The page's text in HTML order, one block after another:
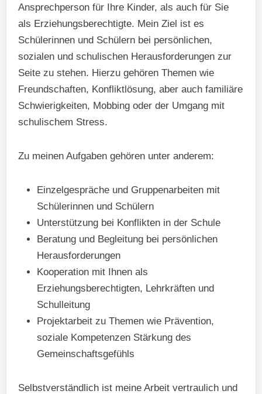
Ansprechperson für Ihre Kinder, als auch für Sie
als Erziehungsberechtigte. Mein Ziel ist es
Schülerinnen und Schülern bei persönlichen,
sozialen und schulischen Herausforderungen zur
Seite zu stehen. Hierzu gehören Themen wie
Freundschaften, Konfliktlösung, aber auch familiäre
Schwierigkeiten, Mobbing oder der Umgang mit
schulischem Stress.
Zu meinen Aufgaben gehören unter anderem:
Einzelgespräche und Gruppenarbeiten mit
Schülerinnen und Schülern
Unterstützung bei Konflikten in der Schule
Beratung und Begleitung bei persönlichen
Herausforderungen
Kooperation mit Ihnen als
Erziehungsberechtigten, Lehrkräften und
Schulleitung
Projektarbeit zu Themen wie Prävention,
soziale Kompetenzen Stärkung des
Gemeinschaftsgefühls
Selbstverständlich ist meine Arbeit vertraulich und